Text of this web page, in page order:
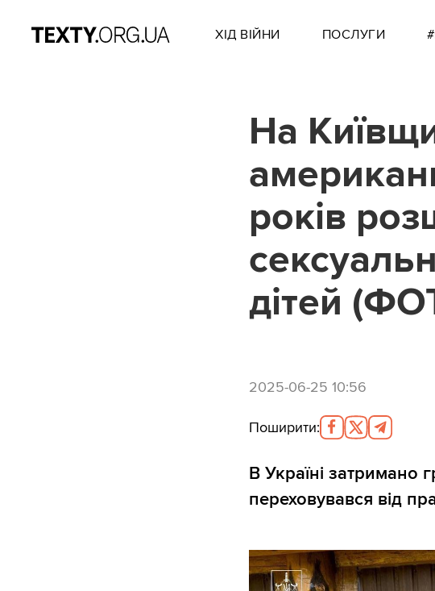
ХІД ВІЙНИ ПОСЛУГИ
На
років
дітей
2025-06-25 10:56
Поширити:
В Україні
переховувався від